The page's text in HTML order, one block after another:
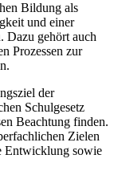
Bildung als
und einer
Dazu gehört auch
Prozessen zur
der
Schulgesetz
Beachtung finden.
Zielen
Entwicklung sowie